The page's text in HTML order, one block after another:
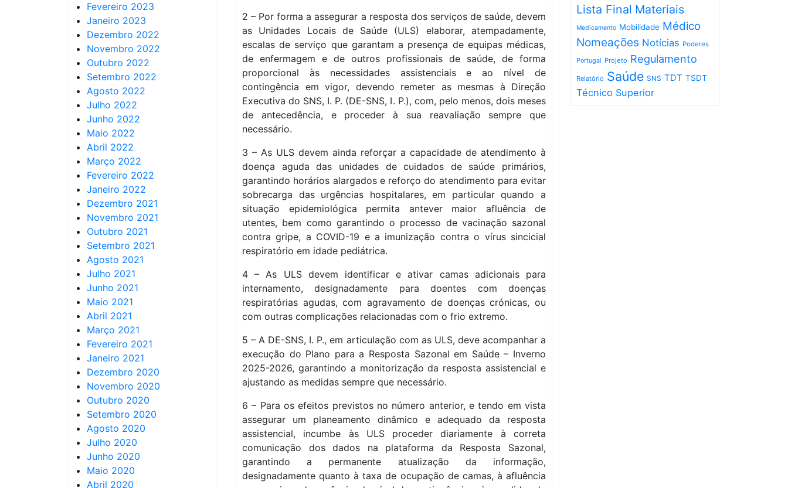
Fevereiro 2023
Janeiro 2023
Dezembro 2022
Novembro 2022
Outubro 2022
Setembro 2022
Agosto 2022
Julho 2022
Junho 2022
Maio 2022
Abril 2022
Março 2022
Fevereiro 2022
Janeiro 2022
Dezembro 2021
Novembro 2021
Outubro 2021
Setembro 2021
Agosto 2021
Julho 2021
Junho 2021
Maio 2021
Abril 2021
Março 2021
Fevereiro 2021
Janeiro 2021
Dezembro 2020
Novembro 2020
Outubro 2020
Setembro 2020
Agosto 2020
Julho 2020
Junho 2020
Maio 2020
Abril 2020
2 – Por forma a assegurar a resposta dos serviços de saúde, devem
as Unidades Locais de Saúde (ULS) elaborar, atempadamente,
escalas de serviço que garantam a presença de equipas médicas,
de enfermagem e de outros profissionais de saúde, de forma
proporcional às necessidades assistenciais e ao nível de
contingência em vigor, devendo remeter as mesmas à Direção
Executiva do SNS, I. P. (DE-SNS, I. P.), com, pelo menos, dois meses
de antecedência, e proceder à sua reavaliação sempre que
necessário.
3 – As ULS devem ainda reforçar a capacidade de atendimento à
doença aguda das unidades de cuidados de saúde primários,
garantindo horários alargados e reforço do atendimento para evitar
sobrecarga das urgências hospitalares, em particular quando a
situação epidemiológica permita antever maior afluência de
utentes, bem como garantindo o processo de vacinação sazonal
contra gripe, a COVID-19 e a imunização contra o vírus sincicial
respiratório em idade pediátrica.
4 – As ULS devem identificar e ativar camas adicionais para
internamento, designadamente para doentes com doenças
respiratórias agudas, com agravamento de doenças crónicas, ou
com outras complicações relacionadas com o frio extremo.
5 – A DE-SNS, I. P., em articulação com as ULS, deve acompanhar a
execução do Plano para a Resposta Sazonal em Saúde – Inverno
2025-2026, garantindo a monitorização da resposta assistencial e
ajustando as medidas sempre que necessário.
6 – Para os efeitos previstos no número anterior, e tendo em vista
assegurar um planeamento dinâmico e adequado da resposta
assistencial, incumbe às ULS proceder diariamente à correta
comunicação dos dados na plataforma da Resposta Sazonal,
garantindo a permanente atualização da informação,
designadamente quanto à taxa de ocupação de camas, à afluência
Lista Final Materiais
Medicamento Mobilidade Médico
Nomeações Notícias Poderes
Portugal Projeto Regulamento
Relatório Saúde SNS TDT TSDT
Técnico Superior